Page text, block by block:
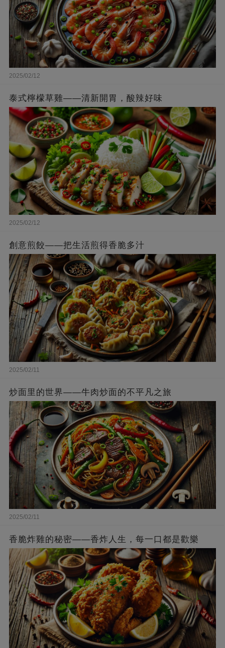
2025/02/12
泰式檸檬草雞——清新開胃，酸辣好味
2025/02/12
創意煎餃——把生活煎得香脆多汁
2025/02/11
炒面里的世界——牛肉炒面的不平凡之旅
2025/02/11
香脆炸雞的秘密——香炸人生，每一口都是歡樂